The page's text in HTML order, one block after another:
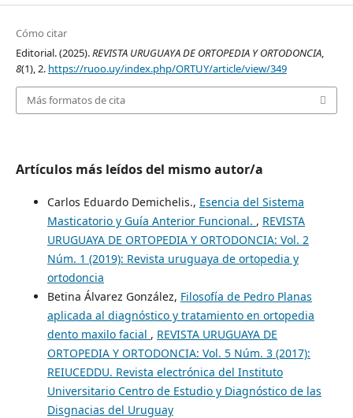
Cómo citar
Editorial. (2025).REVISTA URUGUAYA DE ORTOPEDIA Y ORTODONCIA,
8(1), 2. https://ruoo.uy/index.php/ORTUY/article/view/349
Más formatos de cita
Artículos más leídos del mismo autor/a
Carlos Eduardo Demichelis., Esencia del Sistema
Masticatorio y Guía Anterior Funcional. , REVISTA
URUGUAYA DE ORTOPEDIA Y ORTODONCIA: Vol. 2
Núm. 1 (2019): Revista uruguaya de ortopedia y
ortodoncia
Betina Álvarez González, Filosofía de Pedro Planas
aplicada al diagnóstico y tratamiento en ortopedia
dento maxilo facial , REVISTA URUGUAYA DE
ORTOPEDIA Y ORTODONCIA: Vol. 5 Núm. 3 (2017):
REIUCEDDU. Revista electrónica del Instituto
Universitario Centro de Estudio y Diagnóstico de las
Disgnacias del Uruguay